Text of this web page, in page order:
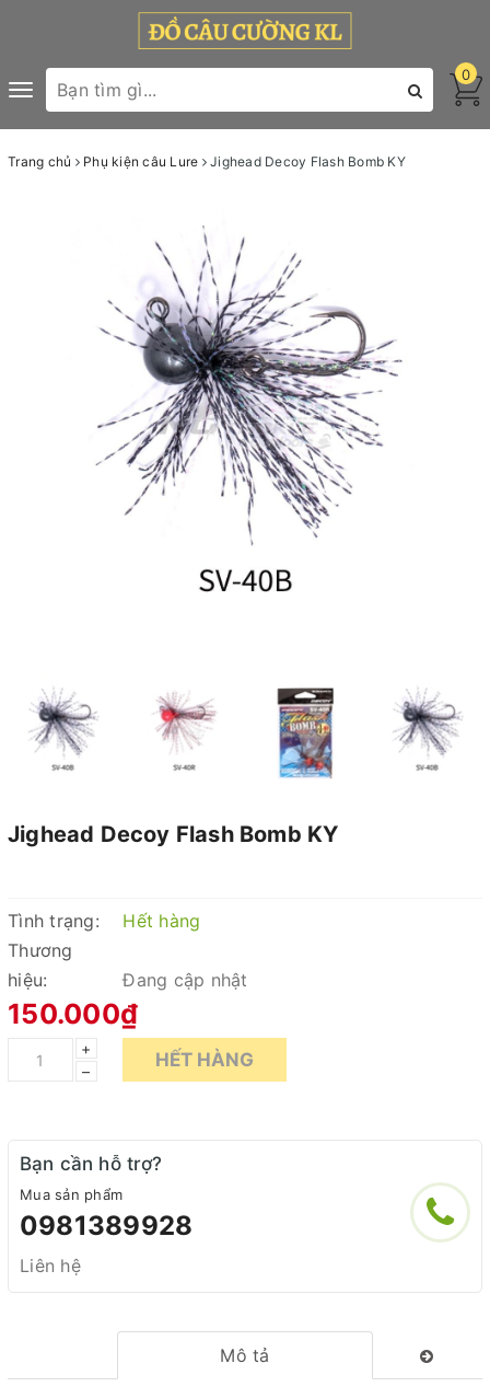
Toggle
navigation
0
Trang chủ Phụ kiện câu Lure Jighead Decoy Flash Bomb KY
Jighead Decoy Flash Bomb KY
Tình trạng:
Hết hàng
Thương
hiệu:
Đang cập nhật
150.000₫
+
–
HẾT HÀNG
Bạn cần hỗ trợ?
Mua sản phẩm
0981389928
Liên hệ
Mô tả